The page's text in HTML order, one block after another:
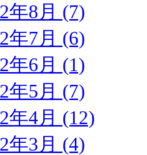
年8月 (7)
年7月 (6)
年6月 (1)
年5月 (7)
年4月 (12)
年3月 (4)